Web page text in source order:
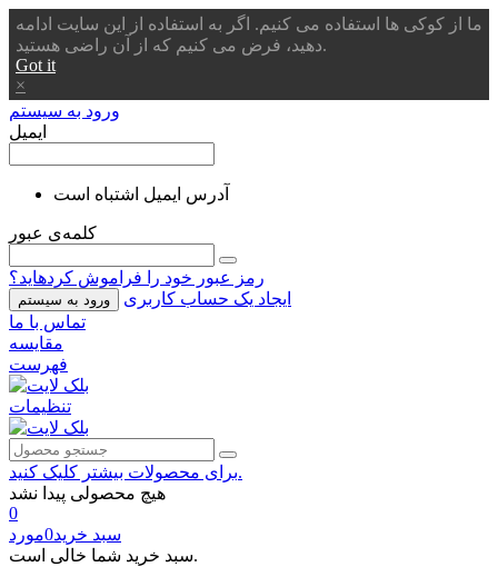
ما از کوکی ها استفاده می کنیم. اگر به استفاده از این سایت ادامه
دهید، فرض می کنیم که از آن راضی هستید.
Got it
×
ورود به سیستم
ایمیل
آدرس ایمیل اشتباه است
کلمه‌ی عبور
رمز عبور خود را فراموش کردهاید؟
ورود به سیستم
ایجاد یک حساب کاربری
تماس با ما
مقایسه
فهرست
تنظیمات
برای محصولات بیشتر کلیک کنید.
هیچ محصولی پیدا نشد
0
سبد خرید0مورد
سبد خرید شما خالی است.